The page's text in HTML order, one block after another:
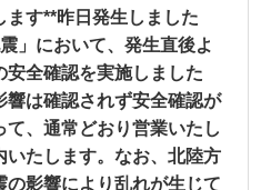
ます**昨日発生しました
」において、発生直後よ
安全確認を実施しました
響は確認されず安全確認が
、通常どおり営業いたし
いたします。なお、北陸方
の影響により乱れが生じて